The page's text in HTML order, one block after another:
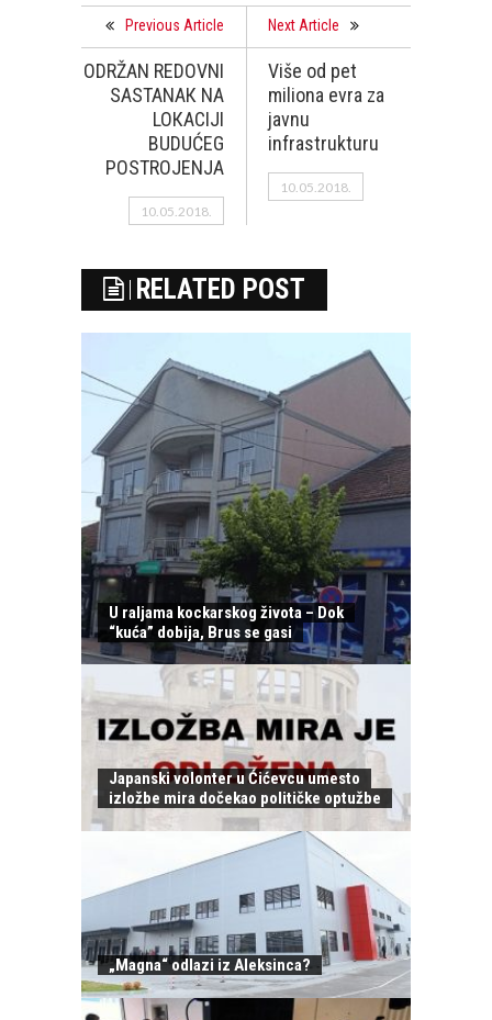
Previous Article
ODRŽAN REDOVNI
SASTANAК NA
LOКACIJI
BUDUĆEG
POSTROJENJA
10.05.2018.
Next Article
Više od pet
miliona evra za
javnu
infrastrukturu
10.05.2018.
RELATED POST
U raljama kockarskog života – Dok
“kuća” dobija, Brus se gasi
Japanski volonter u Ćićevcu umesto
izložbe mira dočekao političke optužbe
„Magna“ odlazi iz Aleksinca?